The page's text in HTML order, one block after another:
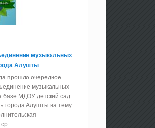
музыкальных
Алушты
прошло очередное
музыкальных
базе МДОУ детский сад
города Алушты на тему